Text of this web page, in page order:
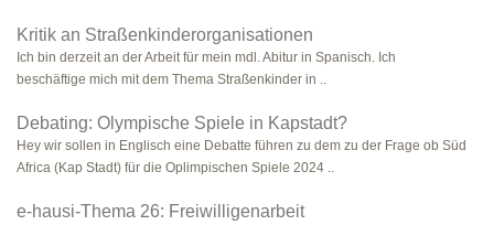
Kritik an Straßenkinderorganisationen
Ich bin derzeit an der Arbeit für mein mdl. Abitur in Spanisch. Ich
beschäftige mich mit dem Thema Straßenkinder in ..
Debating: Olympische Spiele in Kapstadt?
Hey wir sollen in Englisch eine Debatte führen zu dem zu der Frage ob Süd
Africa (Kap Stadt) für die Oplimpischen Spiele 2024 ..
e-hausi-Thema 26: Freiwilligenarbeit